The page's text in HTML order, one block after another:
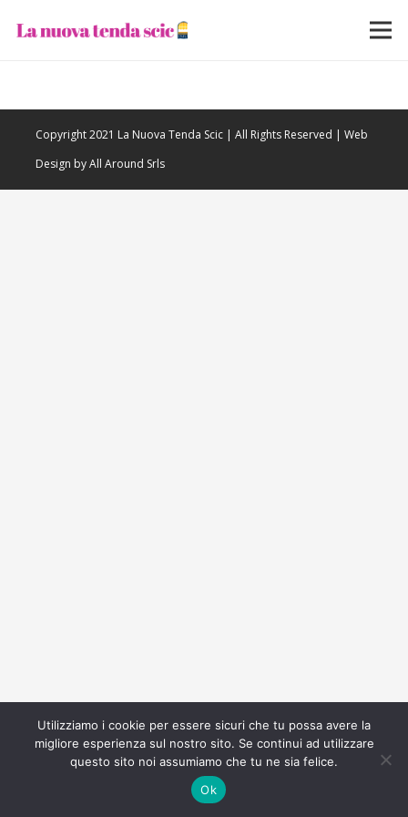
Copyright 2021 La Nuova Tenda Scic | All Rights Reserved | Web
Design by All Around Srls
Utilizziamo i cookie per essere sicuri che tu possa avere la
migliore esperienza sul nostro sito. Se continui ad utilizzare
questo sito noi assumiamo che tu ne sia felice.
Ok